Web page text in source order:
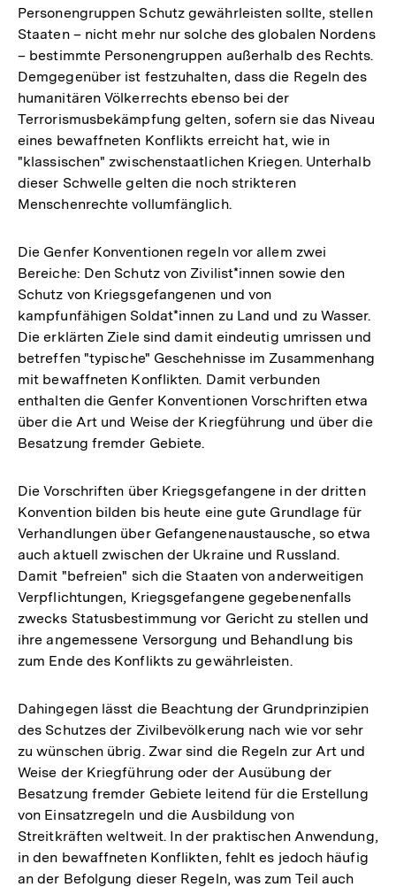
Personengruppen Schutz gewährleisten sollte, stellen
Staaten – nicht mehr nur solche des globalen Nordens
– bestimmte Personengruppen außerhalb des Rechts.
Demgegenüber ist festzuhalten, dass die Regeln des
humanitären Völkerrechts ebenso bei der
Terrorismusbekämpfung gelten, sofern sie das Niveau
eines bewaffneten Konflikts erreicht hat, wie in
"klassischen" zwischenstaatlichen Kriegen. Unterhalb
dieser Schwelle gelten die noch strikteren
Menschenrechte vollumfänglich.
Die Genfer Konventionen regeln vor allem zwei
Bereiche: Den Schutz von Zivilist*innen sowie den
Schutz von Kriegsgefangenen und von
kampfunfähigen Soldat*innen zu Land und zu Wasser.
Die erklärten Ziele sind damit eindeutig umrissen und
betreffen "typische" Geschehnisse im Zusammenhang
mit bewaffneten Konflikten. Damit verbunden
enthalten die Genfer Konventionen Vorschriften etwa
über die Art und Weise der Kriegführung und über die
Besatzung fremder Gebiete.
Die Vorschriften über Kriegsgefangene in der dritten
Konvention bilden bis heute eine gute Grundlage für
Verhandlungen über Gefangenenaustausche, so etwa
auch aktuell zwischen der Ukraine und Russland.
Damit "befreien" sich die Staaten von anderweitigen
Verpflichtungen, Kriegsgefangene gegebenenfalls
zwecks Statusbestimmung vor Gericht zu stellen und
ihre angemessene Versorgung und Behandlung bis
zum Ende des Konflikts zu gewährleisten.
Dahingegen lässt die Beachtung der Grundprinzipien
des Schutzes der Zivilbevölkerung nach wie vor sehr
zu wünschen übrig. Zwar sind die Regeln zur Art und
Weise der Kriegführung oder der Ausübung der
Besatzung fremder Gebiete leitend für die Erstellung
von Einsatzregeln und die Ausbildung von
Streitkräften weltweit. In der praktischen Anwendung,
in den bewaffneten Konflikten, fehlt es jedoch häufig
an der Befolgung dieser Regeln, was zum Teil auch